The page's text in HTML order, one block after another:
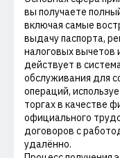
вы получаете
включая самые
выдачу паспорта,
налоговых вычетов
действует в
обслуживания для
операций,
торгах в качестве
официального
договоров с
удалённо.